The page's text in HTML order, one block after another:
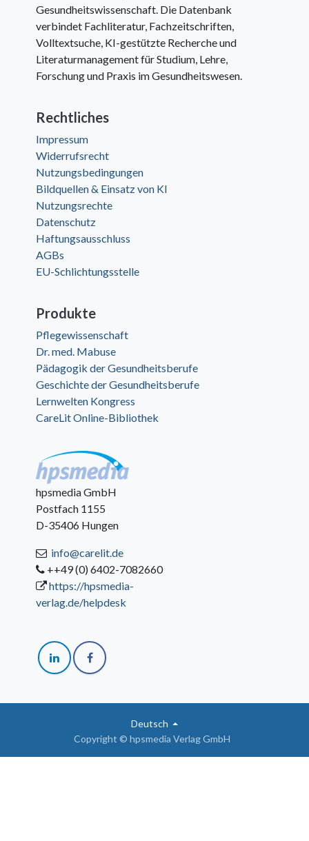
Gesundheitswissenschaft. Die Datenbank
verbindet Fachliteratur, Fachzeitschriften,
Volltextsuche, KI-gestützte Recherche und
Literaturmanagement für Studium, Lehre,
Forschung und Praxis im Gesundheitswesen.
Rechtliches
Impressum
Widerrufsrecht
Nutzungsbedingungen
Bildquellen & Einsatz von KI
Nutzungsrechte
Datenschutz
Haftungsausschluss
AGBs
EU-Schlichtungsstelle
Produkte
Pflegewissenschaft
Dr. med. Mabuse
Pädagogik der Gesundheitsberufe
Geschichte der Gesundheitsberufe
Lernwelten Kongress
CareLit Online-Bibliothek
hpsmedia GmbH
Postfach 1155
D-35406 Hungen
info@carelit.de
++49 (0) 6402-7082660
https://hpsmedia-
verlag.de/helpdesk
Copyright © hpsmedia Verlag GmbH
Deutsch